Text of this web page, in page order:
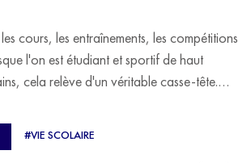
cours, les entraînements, les compétitions
l'on est étudiant et sportif de haut
cela relève d'un véritable casse-tête.
qui a failli abandonner ses études
équilibre.
#VIE SCOLAIRE